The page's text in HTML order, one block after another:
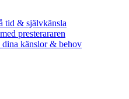
tid & självkänsla
presterararen
dina känslor & behov